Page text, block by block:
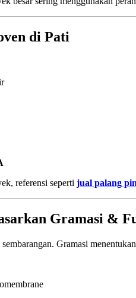
di Pati
referensi seperti jual palang
Gramasi &
Gramasi